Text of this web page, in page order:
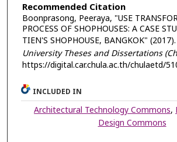
Recommended Citation
Boonprasong, Peeraya, "USE
PROCESS OF SHOPHOUSES: A CASE
TIEN'S SHOPHOUSE, BANGKOK" (2017).
University Theses and Dissertations
https://digital.car.chula.ac.th/chulaetd/
INCLUDED IN
Architectural Technology Commons,
Design Commons